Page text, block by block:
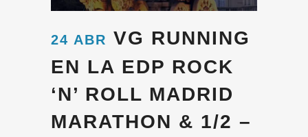
24 ABR VG RUNNING
EN LA EDP ROCK
‘N’ ROLL MADRID
MARATHON & 1/2 –